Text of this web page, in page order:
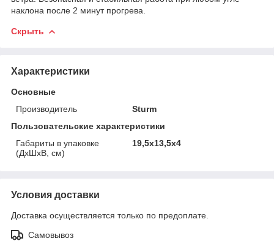
наклона после 2 минут прогрева.
Скрыть
Характеристики
Основные
Производитель
Sturm
Пользовательские характеристики
Габариты в упаковке
(ДхШхВ, см)
19,5x13,5x4
Условия доставки
Доставка осуществляется только по предоплате.
Самовывоз